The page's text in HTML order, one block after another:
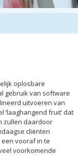
oplosbare
gebruik van software
uitvoeren van
‘laaghangend fruit’ dat
zullen daardoor
cliënten
vooraf in te
voorkomende